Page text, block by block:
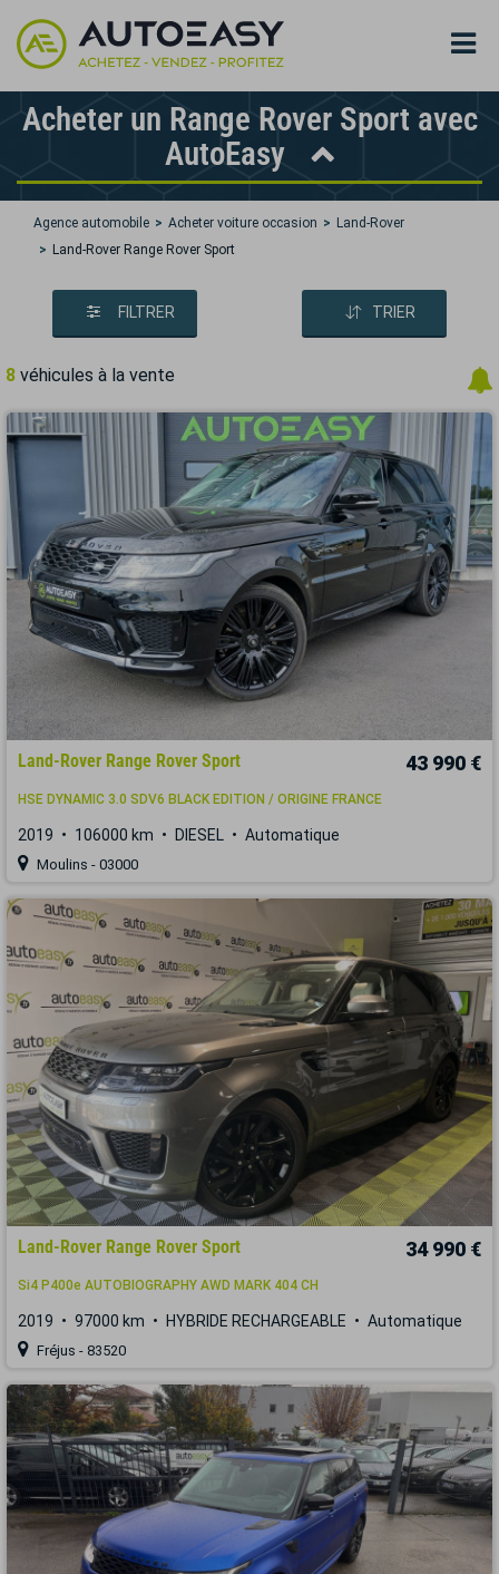
Acheter un Range Rover Sport avec
AutoEasy
Agence automobile Acheter voiture occasion
Land-Rover
Land-Rover Range Rover Sport
FILTRER TRIER
8 véhicules à la vente
Land-Rover Range Rover Sport 43 990 €
HSE DYNAMIC 3.0 SDV6 BLACK EDITION / ORIGINE FRANCE
2019 106000 km DIESEL Automatique
Moulins - 03000
Land-Rover Range Rover Sport 34 990 €
Si4 P400e AUTOBIOGRAPHY AWD MARK 404 CH
2019 97000 km HYBRIDE RECHARGEABLE Automatique
Fréjus - 83520